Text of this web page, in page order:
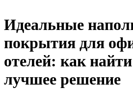
Идеальные
покрытия для
отелей: как
лучшее решение